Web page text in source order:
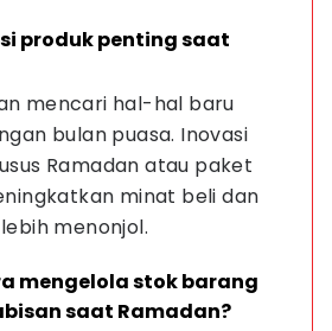
produk penting saat
mencari hal-hal baru
bulan puasa. Inovasi
Ramadan atau paket
minat beli dan
menonjol.
mengelola stok barang
saat Ramadan?